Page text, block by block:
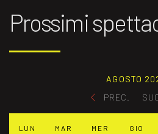
Prossimi
PREC.
AGOSTO
LUN MAR MER GIO